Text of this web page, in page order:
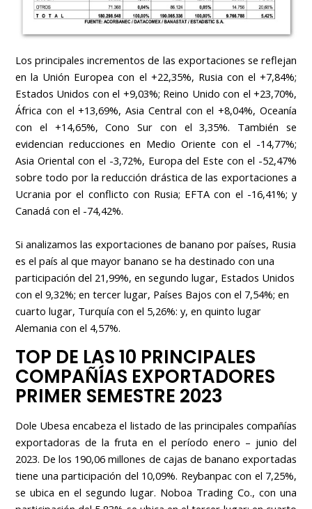
Los principales incrementos de las exportaciones se reflejan
en la Unión Europea con el +22,35%, Rusia con el +7,84%;
Estados Unidos con el +9,03%; Reino Unido con el +23,70%,
África con el +13,69%, Asia Central con el +8,04%, Oceanía
con el +14,65%, Cono Sur con el 3,35%. También se
evidencian reducciones en Medio Oriente con el -14,77%;
Asia Oriental con el -3,72%, Europa del Este con el -52,47%
sobre todo por la reducción drástica de las exportaciones a
Ucrania por el conflicto con Rusia; EFTA con el -16,41%; y
Canadá con el -74,42%.
Si analizamos las exportaciones de banano por países, Rusia
es el país al que mayor banano se ha destinado con una
participación del 21,99%, en segundo lugar, Estados Unidos
con el 9,32%; en tercer lugar, Países Bajos con el 7,54%; en
cuarto lugar, Turquía con el 5,26%: y, en quinto lugar
Alemania con el 4,57%.
TOP DE LAS 10 PRINCIPALES
COMPAÑÍAS EXPORTADORES
PRIMER SEMESTRE 2023
Dole Ubesa encabeza el listado de las principales compañías
exportadoras de la fruta en el período enero – junio del
2023. De los 190,06 millones de cajas de banano exportadas
tiene una participación del 10,09%. Reybanpac con el 7,25%,
se ubica en el segundo lugar. Noboa Trading Co., con una